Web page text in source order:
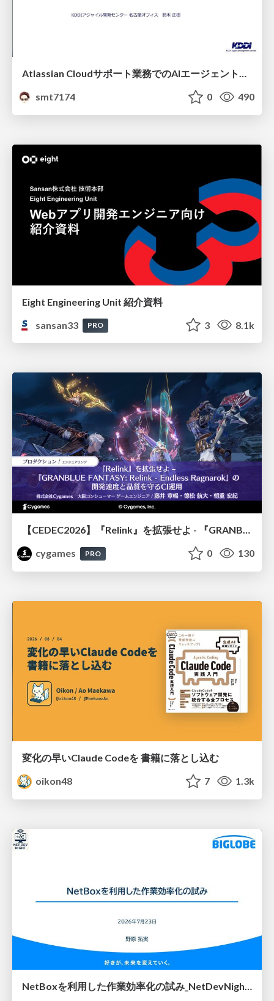
Atlassian Cloudサポート業務でのAIエージェント活用事例
smt7174
0 490
Eight Engineering Unit 紹介資料
sansan33
PRO 3 8.1k
【CEDEC2026】『Relink』を拡張せよ - 『GRANBLUE FANTASY: Relink - Endless Ragnarok』の開発速度と品質を守るCI運用
cygames
PRO 0 130
変化の早いClaude Codeを 書籍に落とし込む
oikon48
7 1.3k